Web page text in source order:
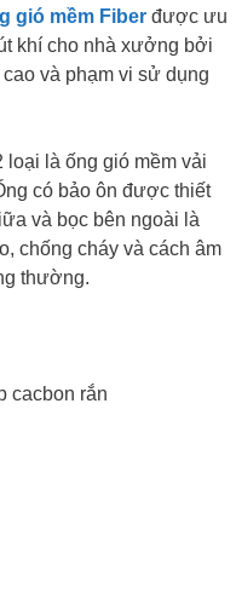
gió mềm Fiber được ưu
khí cho nhà xưởng bởi
và phạm vi sử dụng
là ống gió mềm vải
có bảo ôn được thiết
và bọc bên ngoài là
chống cháy và cách âm
thường.
cacbon rắn